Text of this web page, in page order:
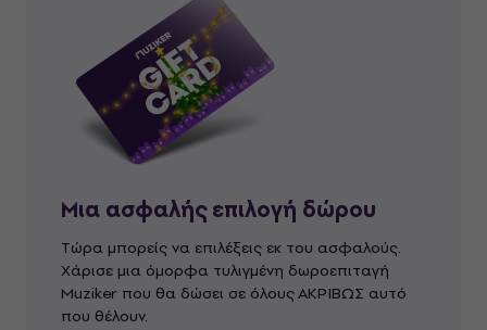
Μια ασφαλής επιλογή δώρου
Τώρα μπορείς να επιλέξεις εκ του ασφαλούς.
Χάρισε μια όμορφα τυλιγμένη δωροεπιταγή
Muziker που θα δώσει σε όλους ΑΚΡΙΒΩΣ αυτό
που θέλουν.